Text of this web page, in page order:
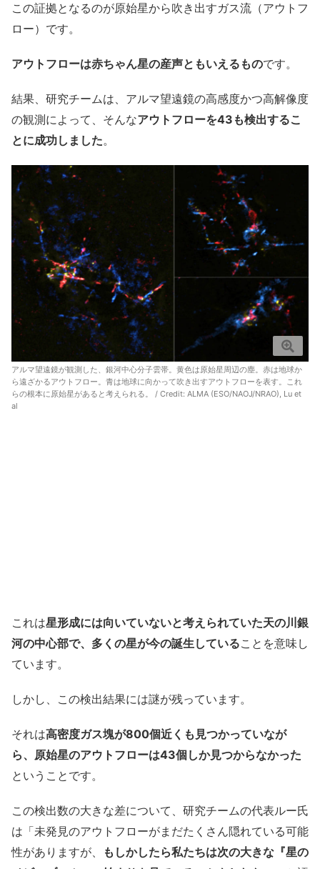
この証拠となるのが原始星から吹き出すガス流（アウトフ
ロー）です。
アウトフローは赤ちゃん星の産声ともいえるものです。
結果、研究チームは、アルマ望遠鏡の高感度かつ高解像度
の観測によって、そんなアウトフローを43も検出するこ
とに成功しました。
アルマ望遠鏡が観測した、銀河中心分子雲帯。黄色は原始星周辺の塵。赤は地球か
ら遠ざかるアウトフロー。青は地球に向かって吹き出すアウトフローを表す。これ
らの根本に原始星があると考えられる。 / Credit: ALMA (ESO/NAOJ/NRAO), Lu et
al
これは星形成には向いていないと考えられていた天の川銀
河の中心部で、多くの星が今の誕生していることを意味し
ています。
しかし、この検出結果には謎が残っています。
それは高密度ガス塊が800個近くも見つかっていなが
ら、原始星のアウトフローは43個しか見つからなかった
ということです。
この検出数の大きな差について、研究チームの代表ルー氏
は「未発見のアウトフローがまだたくさん隠れている可能
性がありますが、
もしかしたら私たちは次の大きな『星の